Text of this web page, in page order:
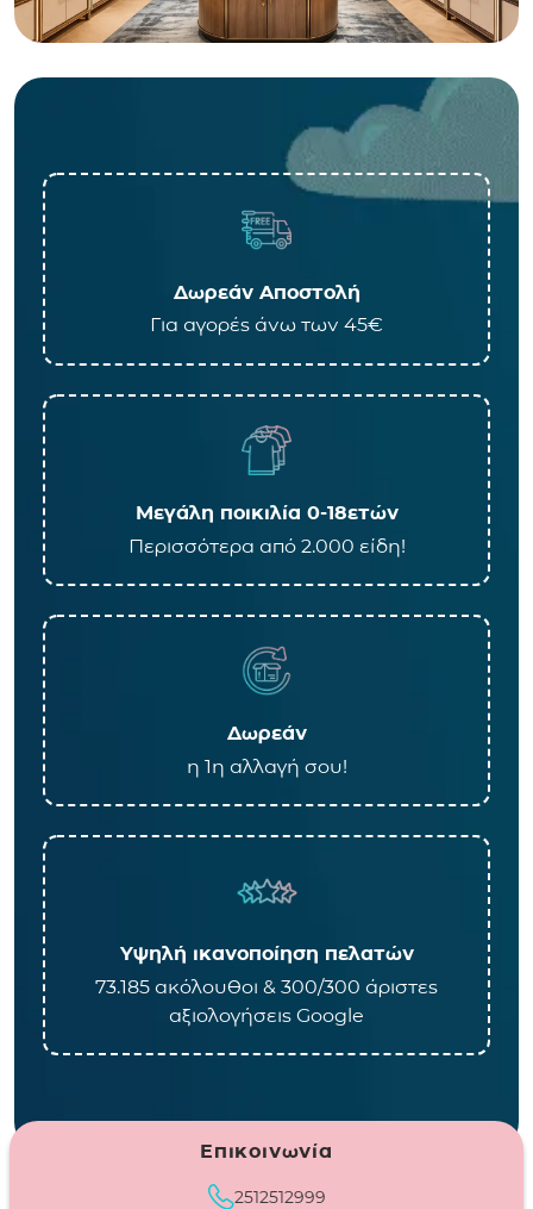
Δωρεάν Αποστολή
Για αγορές άνω των 45€
Μεγάλη ποικιλία 0-18ετών
Περισσότερα από 2.000 είδη!
Δωρεάν
η 1η αλλαγή σου!
Υψηλή ικανοποίηση πελατών
73.185 ακόλουθοι & 300/300 άριστες
αξιολογήσεις Google
Επικοινωνία
2512512999